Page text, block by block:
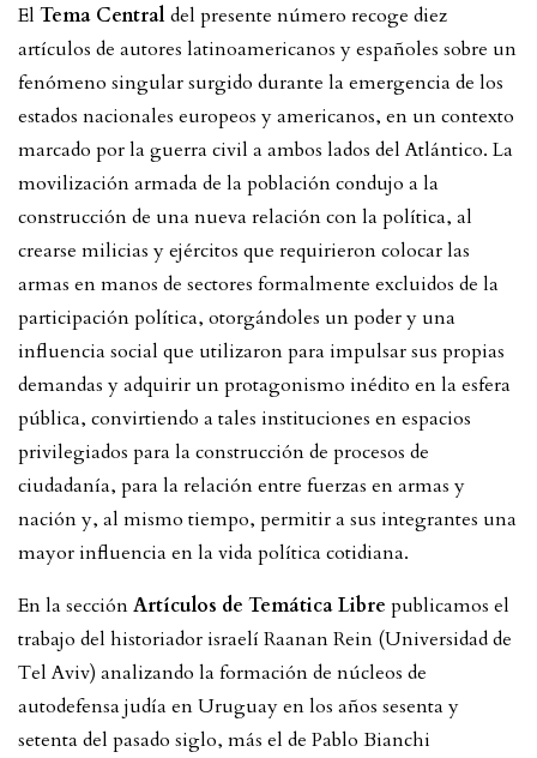
El Tema Centraldel presente número recoge diez
artículos de autores latinoamericanos y españoles sobre un
fenómeno singular surgido durante la emergencia de los
estados nacionales europeos y americanos, en un contexto
marcado por la guerra civil a ambos lados del Atlántico. La
movilización armada de la población condujo a la
construcción de una nueva relación con la política, al
crearse milicias y ejércitos que requirieron colocar las
armas en manos de sectores formalmente excluidos de la
participación política, otorgándoles un poder y una
influencia social que utilizaron para impulsar sus propias
demandas y adquirir un protagonismo inédito en la esfera
pública, convirtiendo a tales instituciones en espacios
privilegiados para la construcción de procesos de
ciudadanía, para la relación entre fuerzas en armas y
nación y, al mismo tiempo, permitir a sus integrantes una
mayor influencia en la vida política cotidiana.
En la secciónArtículos de Temática Libre publicamos el
trabajo del historiador israelí Raanan Rein (Universidad de
Tel Aviv) analizando la formación de núcleos de
autodefensa judía en Uruguay en los años sesenta y
setenta del pasado siglo, más el de Pablo Bianchi